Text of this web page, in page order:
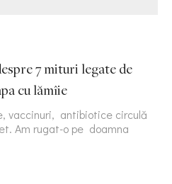
7 mituri legate de
cu lămîie
vaccinuri, antibiotice circulă
Am rugat-o pe doamna